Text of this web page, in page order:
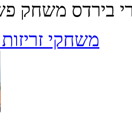
משחקי זריזות